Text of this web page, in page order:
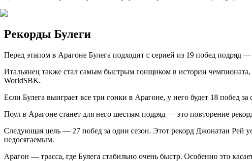
Рекорды Булеги
Перед этапом в Арагоне Булега подходит с серией из 19 побед
Итальянец также стал самым быстрым гонщиком в истории
WorldSBK.
Если Булега выиграет все три гонки в Арагоне, у него будет 18 побед
Поул в Арагоне станет для него шестым подряд — это повторение
Следующая цель — 27 побед за один сезон. Этот рекорд Джонатан Рей
недосягаемым.
Арагон — трасса, где Булега стабильно очень быстр. Особенно это